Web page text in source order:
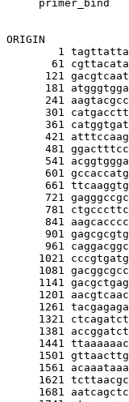
primer_bind
ORIGIN
1
61
121
181
241
301
361
421
481
541
601
661
721
781
841
901
961
1021
1081
1141
1201
1261
1321
1381
1441
1501
1561
1621
1681